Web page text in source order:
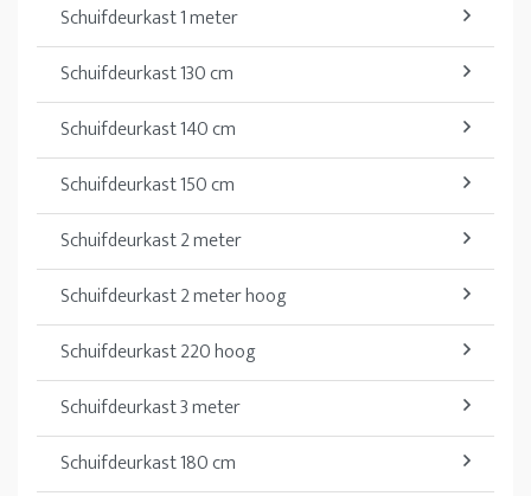
Schuifdeurkast 1 meter
Schuifdeurkast 130 cm
Schuifdeurkast 140 cm
Schuifdeurkast 150 cm
Schuifdeurkast 2 meter
Schuifdeurkast 2 meter hoog
Schuifdeurkast 220 hoog
Schuifdeurkast 3 meter
Schuifdeurkast 180 cm